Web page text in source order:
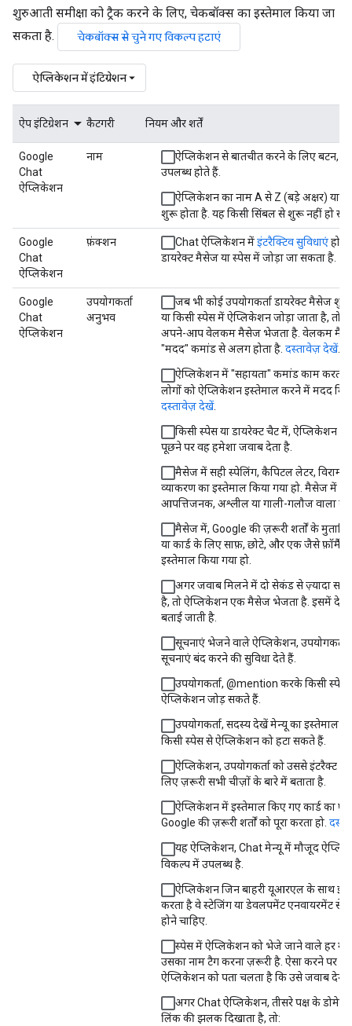
शुरुआती समीक्षा को ट्रैक करने के लिए, चेकबॉक्स का इस्तेमाल किया जा
सकता है.
चेकबॉक्स से चुने गए विकल्प हटाएं
ऐप्लिकेशन में इंटिग्रेशन
ऐप इंटिग्रेशन कैटगरी नियम और शर्तें
Google
Chat
ऐप्लिकेशन
नाम
ऐप्लिकेशन से बातचीत करने के लिए बटन,
उपलब्ध होते हैं.
ऐप्लिकेशन का नाम A से Z (बड़े अक्षर) या 0
शुरू होता है. यह किसी सिंबल से शुरू नहीं हो
Google
Chat
ऐप्लिकेशन
फ़ंक्शन Chat ऐप्लिकेशन मेंइंटरैक्टिव सुविधाएं
डायरेक्ट मैसेज या स्पेस में जोड़ा जा सकता है.
Google
Chat
ऐप्लिकेशन
उपयोगकर्ता
अनुभव
जब भी कोई उपयोगकर्ता डायरेक्ट मैसेज शुरू
या किसी स्पेस में ऐप्लिकेशन जोड़ा जाता है, तो
अपने-आप वेलकम मैसेज भेजता है. वेलकम
"मदद" कमांड से अलग होता है. दस्तावेज़ देखें.
ऐप्लिकेशन में "सहायता" कमांड काम करती
लोगों को ऐप्लिकेशन इस्तेमाल करने में मदद
दस्तावेज़ देखें.
किसी स्पेस या डायरेक्ट चैट में, ऐप्लिकेशन
पूछने पर वह हमेशा जवाब देता है.
मैसेज में सही स्पेलिंग, कैपिटल लेटर, विराम
व्याकरण का इस्तेमाल किया गया हो. मैसेज में
आपत्तिजनक, अश्लील या गाली-गलौज वाला
मैसेज में, Google की ज़रूरी शर्तों के
या कार्ड के लिए साफ़, छोटे, और एक जैसे फ़ॉर्मैट
इस्तेमाल किया गया हो.
अगर जवाब मिलने में दो सेकंड से ज़्यादा
है, तो ऐप्लिकेशन एक मैसेज भेजता है. इसमें देरी
बताई जाती है.
सूचनाएं भेजने वाले ऐप्लिकेशन,
सूचनाएं बंद करने की सुविधा देते हैं.
उपयोगकर्ता, @mention करके किसी स्पेस
ऐप्लिकेशन जोड़ सकते हैं.
उपयोगकर्ता, सदस्य देखेंमेन्यू का इस्तेमाल
किसी स्पेस से ऐप्लिकेशन को हटा सकते हैं.
ऐप्लिकेशन, उपयोगकर्ता को उससे इंटरैक्ट
लिए ज़रूरी सभी चीज़ों के बारे में बताता है.
ऐप्लिकेशन में इस्तेमाल किए गए कार्ड का
Google की ज़रूरी शर्तों को पूरा करता हो.
यह ऐप्लिकेशन, Chat मेन्यू में मौजूद
विकल्प में उपलब्ध है.
ऐप्लिकेशन जिन बाहरी यूआरएल के साथ
करता है वे स्टेजिंग या डेवलपमेंट एनवायरमेंट से
होने चाहिए.
स्पेस में ऐप्लिकेशन को भेजे जाने वाले हर
उसका नाम टैग करना ज़रूरी है. ऐसा करने पर ही
ऐप्लिकेशन को पता चलता है कि उसे जवाब देना
अगर Chat ऐप्लिकेशन, तीसरे पक्ष के डोमेन
लिंक की झलक दिखाता है, तो: